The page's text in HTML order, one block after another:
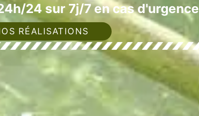
24 sur 7j/7 en cas d'urgence
RÉALISATIONS